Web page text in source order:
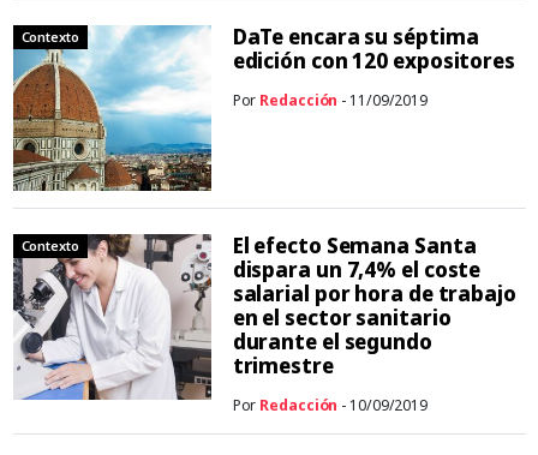
Contexto
DaTe encara su séptima
edición con 120 expositores
Por Redacción - 11/09/2019
Contexto
El efecto Semana Santa
dispara un 7,4% el coste
salarial por hora de trabajo
en el sector sanitario
durante el segundo
trimestre
Por Redacción - 10/09/2019